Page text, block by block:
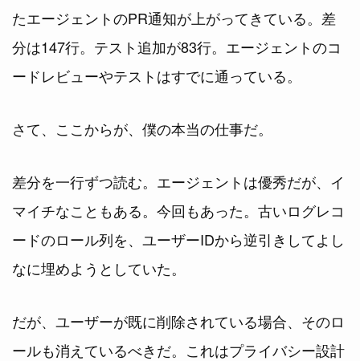
たエージェントのPR通知が上がってきている。差
分は147行。テスト追加が83行。エージェントのコ
ードレビューやテストはすでに通っている。
さて、ここからが、僕の本当の仕事だ。
差分を一行ずつ読む。エージェントは優秀だが、イ
マイチなこともある。今回もあった。古いログレコ
ードのロール列を、ユーザーIDから逆引きしてよし
なに埋めようとしていた。
だが、ユーザーが既に削除されている場合、そのロ
ールも消えているべきだ。これはプライバシー設計